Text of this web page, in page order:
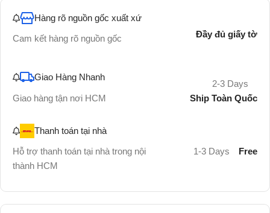
Hàng rõ nguồn gốc xuất xứ
Cam kết hàng rõ nguồn gốc
Đầy đủ giấy tờ
Giao Hàng Nhanh
Giao hàng tận nơi HCM
2-3 Days
Ship Toàn Quốc
Thanh toán tại nhà
Hỗ trợ thanh toán tại nhà trong nội
thành HCM
1-3 Days Free